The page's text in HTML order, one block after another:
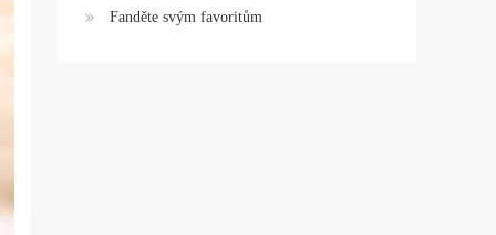
Fanděte svým favoritům